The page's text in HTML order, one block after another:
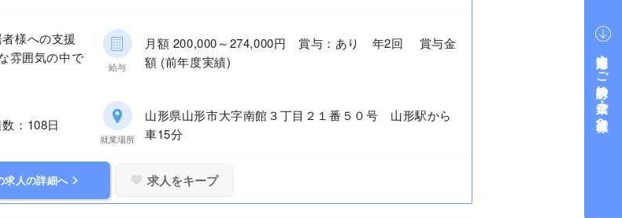
様への支援
雰囲気の中で
給与
月額 200,000～274,000円 賞与：あり 年2回 賞与金
額 (前年度実績)
：108日
就業場所
山形県山形市大字南館３丁目２１番５０号 山形駅から
車15分
求人の詳細へ 求人をキープ
中途採用をご検討中の企業・ご担当者様へ